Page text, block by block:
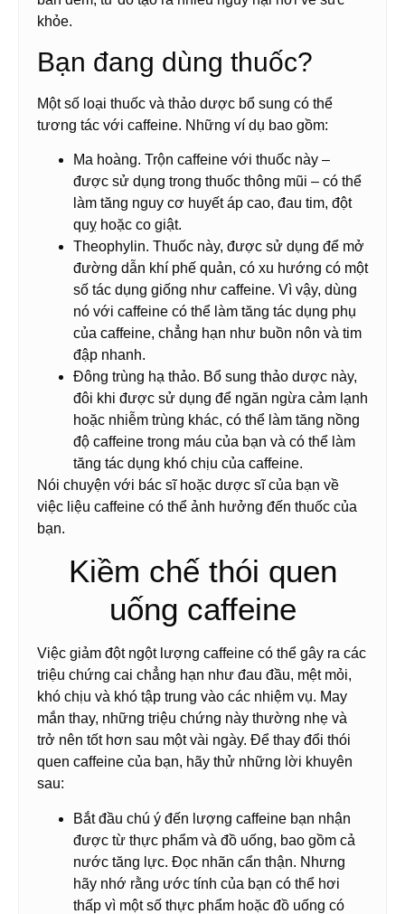
khỏe.
Bạn đang dùng thuốc?
Một số loại thuốc và thảo dược bổ sung có thể
tương tác với caffeine. Những ví dụ bao gồm:
Ma hoàng. Trộn caffeine với thuốc này –
được sử dụng trong thuốc thông mũi – có thể
làm tăng nguy cơ huyết áp cao, đau tim, đột
quỵ hoặc co giật.
Theophylin. Thuốc này, được sử dụng để mở
đường dẫn khí phế quản, có xu hướng có một
số tác dụng giống như caffeine. Vì vậy, dùng
nó với caffeine có thể làm tăng tác dụng phụ
của caffeine, chẳng hạn như buồn nôn và tim
đập nhanh.
Đông trùng hạ thảo. Bổ sung thảo dược này,
đôi khi được sử dụng để ngăn ngừa cảm lạnh
hoặc nhiễm trùng khác, có thể làm tăng nồng
độ caffeine trong máu của bạn và có thể làm
tăng tác dụng khó chịu của caffeine.
Nói chuyện với bác sĩ hoặc dược sĩ của bạn về
việc liệu caffeine có thể ảnh hưởng đến thuốc của
bạn.
Kiềm chế thói quen
uống caffeine
Việc giảm đột ngột lượng caffeine có thể gây ra các
triệu chứng cai chẳng hạn như đau đầu, mệt mỏi,
khó chịu và khó tập trung vào các nhiệm vụ. May
mắn thay, những triệu chứng này thường nhẹ và
trở nên tốt hơn sau một vài ngày. Để thay đổi thói
quen caffeine của bạn, hãy thử những lời khuyên
sau:
Bắt đầu chú ý đến lượng caffeine bạn nhận
được từ thực phẩm và đồ uống, bao gồm cả
nước tăng lực. Đọc nhãn cẩn thận. Nhưng
hãy nhớ rằng ước tính của bạn có thể hơi
thấp vì một số thực phẩm hoặc đồ uống có